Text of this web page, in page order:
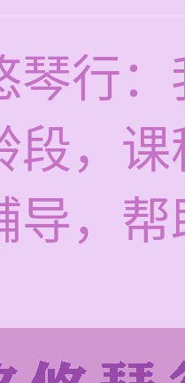
琴行
段，
导，